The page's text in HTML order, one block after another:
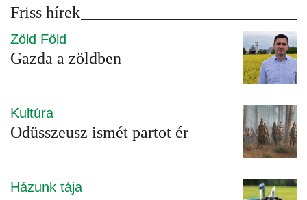
Friss hírek
Zöld Föld
Gazda a zöldben
Kultúra
Odüsszeusz ismét partot ér
Házunk tája